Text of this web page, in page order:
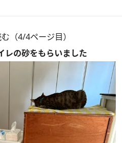
（4/4ページ目）
レの砂をもらいました